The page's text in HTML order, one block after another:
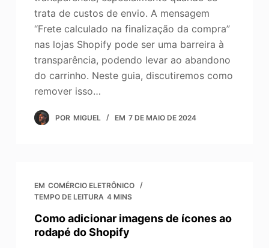
trata de custos de envio. A mensagem
“Frete calculado na finalização da compra”
nas lojas Shopify pode ser uma barreira à
transparência, podendo levar ao abandono
do carrinho. Neste guia, discutiremos como
remover isso…
POR MIGUEL EM 7 DE MAIO DE 2024
EM COMÉRCIO ELETRÔNICO
TEMPO DE LEITURA 4 MINS
Como adicionar imagens de ícones ao
rodapé do Shopify